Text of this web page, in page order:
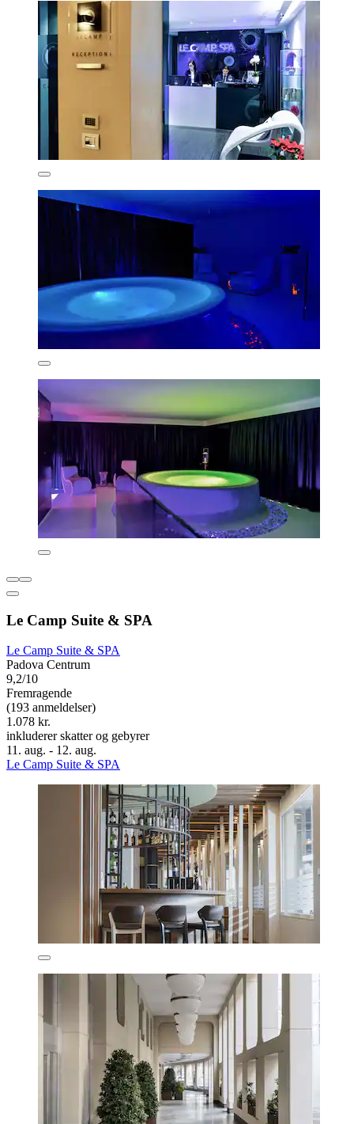
Le Camp Suite & SPA
Le Camp Suite & SPA
Padova Centrum
9,2/10
Fremragende
(193 anmeldelser)
1.078 kr.
inkluderer skatter og gebyrer
11. aug. - 12. aug.
Le Camp Suite & SPA